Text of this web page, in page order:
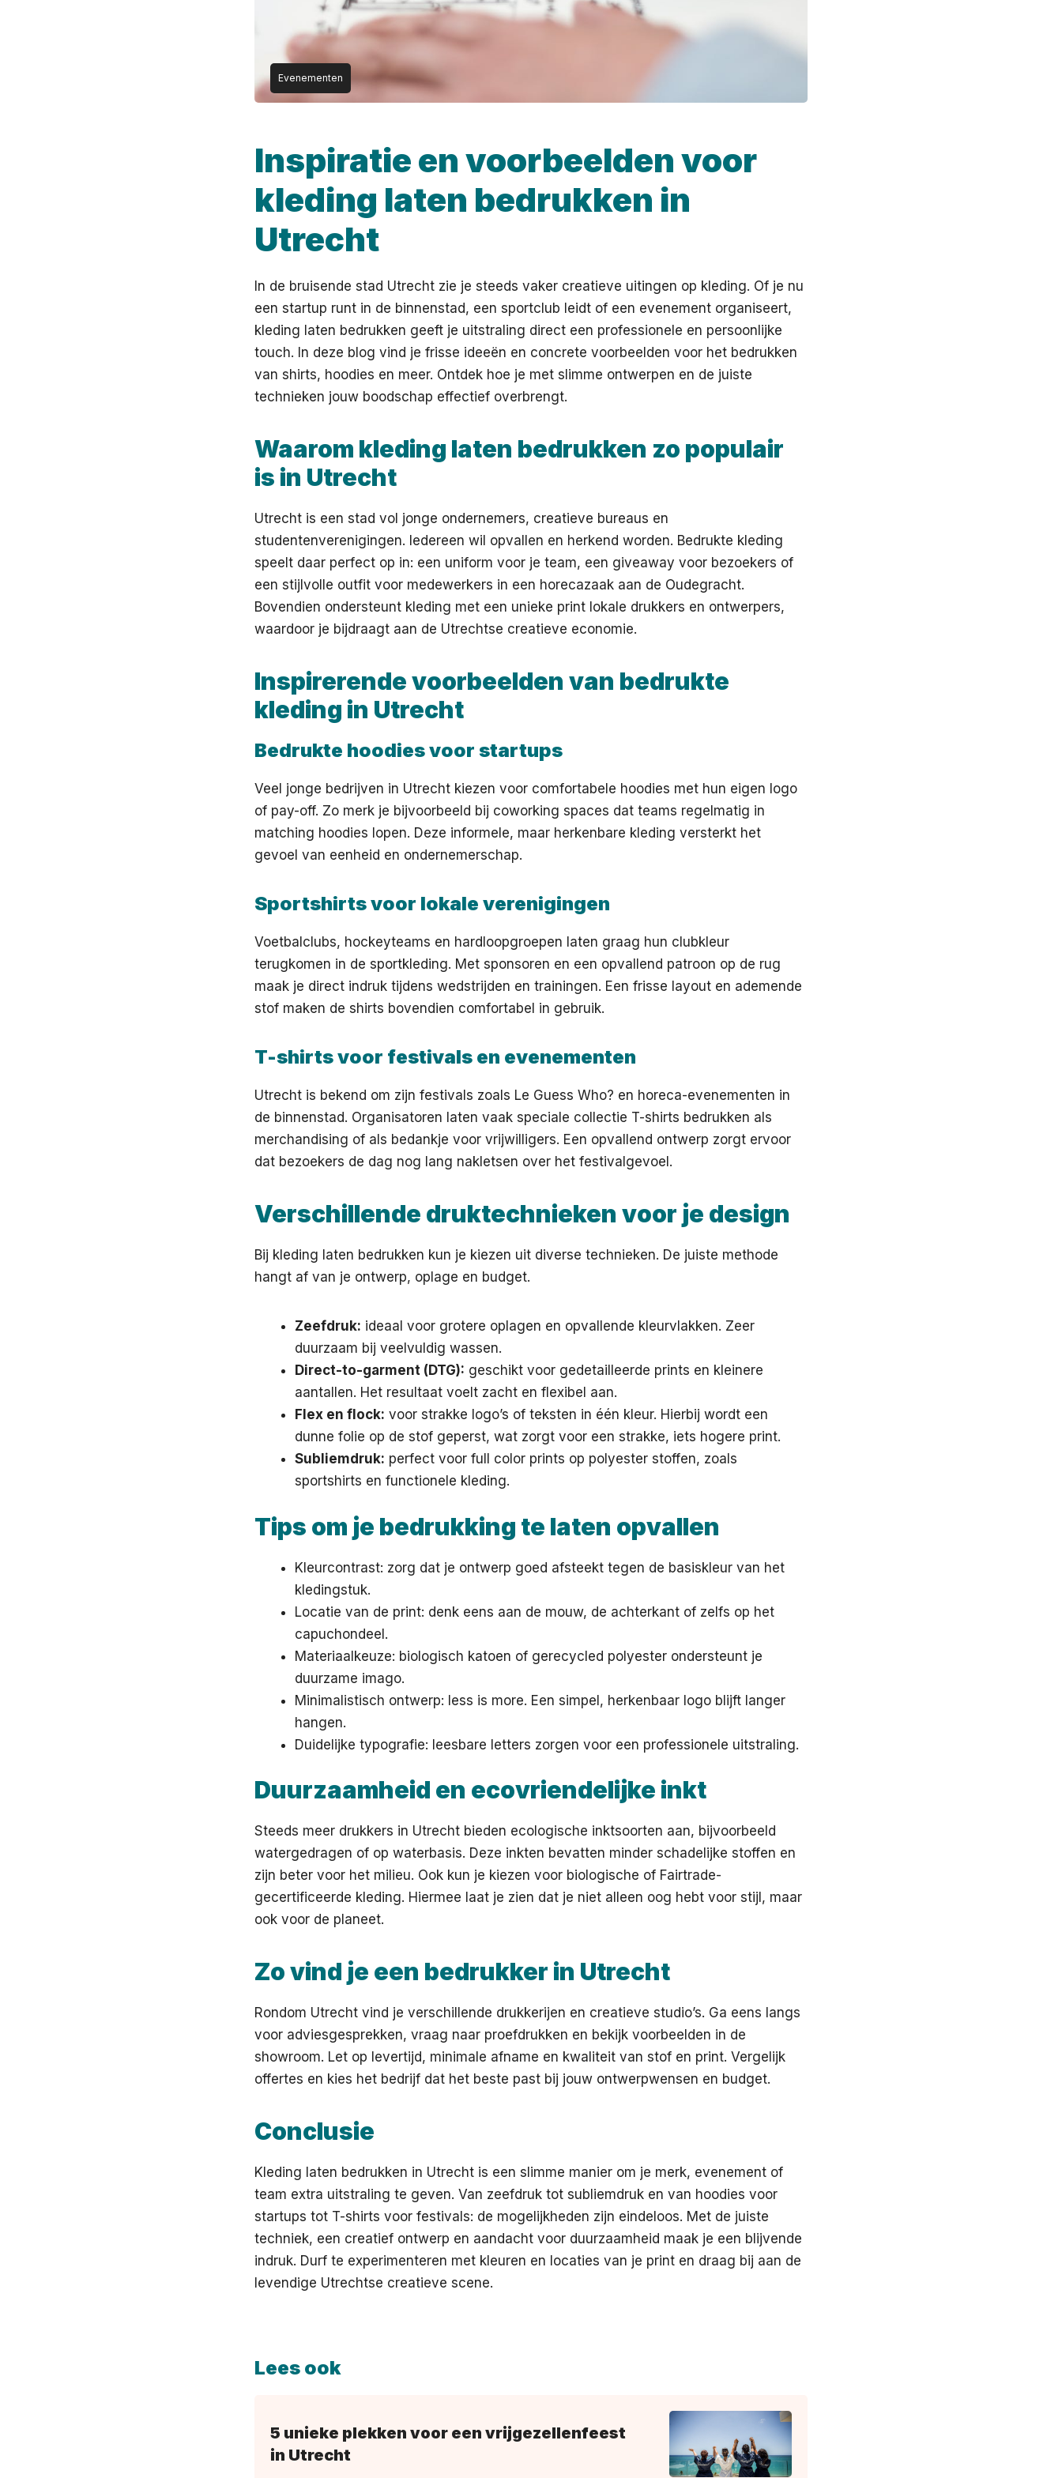
Evenementen
Inspiratie en voorbeelden voor
kleding laten bedrukken in
Utrecht
In de bruisende stad Utrecht zie je steeds vaker creatieve uitingen op kleding. Of je nu
een startup runt in de binnenstad, een sportclub leidt of een evenement organiseert,
kleding laten bedrukken geeft je uitstraling direct een professionele en persoonlijke
touch. In deze blog vind je frisse ideeën en concrete voorbeelden voor het bedrukken
van shirts, hoodies en meer. Ontdek hoe je met slimme ontwerpen en de juiste
technieken jouw boodschap effectief overbrengt.
Waarom kleding laten bedrukken zo populair
is in Utrecht
Utrecht is een stad vol jonge ondernemers, creatieve bureaus en
studentenverenigingen. Iedereen wil opvallen en herkend worden. Bedrukte kleding
speelt daar perfect op in: een uniform voor je team, een giveaway voor bezoekers of
een stijlvolle outfit voor medewerkers in een horecazaak aan de Oudegracht.
Bovendien ondersteunt kleding met een unieke print lokale drukkers en ontwerpers,
waardoor je bijdraagt aan de Utrechtse creatieve economie.
Inspirerende voorbeelden van bedrukte
kleding in Utrecht
Bedrukte hoodies voor startups
Veel jonge bedrijven in Utrecht kiezen voor comfortabele hoodies met hun eigen logo
of pay-off. Zo merk je bijvoorbeeld bij coworking spaces dat teams regelmatig in
matching hoodies lopen. Deze informele, maar herkenbare kleding versterkt het
gevoel van eenheid en ondernemerschap.
Sportshirts voor lokale verenigingen
Voetbalclubs, hockeyteams en hardloopgroepen laten graag hun clubkleur
terugkomen in de sportkleding. Met sponsoren en een opvallend patroon op de rug
maak je direct indruk tijdens wedstrijden en trainingen. Een frisse layout en ademende
stof maken de shirts bovendien comfortabel in gebruik.
T-shirts voor festivals en evenementen
Utrecht is bekend om zijn festivals zoals Le Guess Who? en horeca-evenementen in
de binnenstad. Organisatoren laten vaak speciale collectie T-shirts bedrukken als
merchandising of als bedankje voor vrijwilligers. Een opvallend ontwerp zorgt ervoor
dat bezoekers de dag nog lang nakletsen over het festivalgevoel.
Verschillende druktechnieken voor je design
Bij kleding laten bedrukken kun je kiezen uit diverse technieken. De juiste methode
hangt af van je ontwerp, oplage en budget.
Zeefdruk: ideaal voor grotere oplagen en opvallende kleurvlakken. Zeer
duurzaam bij veelvuldig wassen.
Direct-to-garment (DTG): geschikt voor gedetailleerde prints en kleinere
aantallen. Het resultaat voelt zacht en flexibel aan.
Flex en flock: voor strakke logo’s of teksten in één kleur. Hierbij wordt een
dunne folie op de stof geperst, wat zorgt voor een strakke, iets hogere print.
Subliemdruk: perfect voor full color prints op polyester stoffen, zoals
sportshirts en functionele kleding.
Tips om je bedrukking te laten opvallen
Kleurcontrast: zorg dat je ontwerp goed afsteekt tegen de basiskleur van het
kledingstuk.
Locatie van de print: denk eens aan de mouw, de achterkant of zelfs op het
capuchondeel.
Materiaalkeuze: biologisch katoen of gerecycled polyester ondersteunt je
duurzame imago.
Minimalistisch ontwerp: less is more. Een simpel, herkenbaar logo blijft langer
hangen.
Duidelijke typografie: leesbare letters zorgen voor een professionele uitstraling.
Duurzaamheid en ecovriendelijke inkt
Steeds meer drukkers in Utrecht bieden ecologische inktsoorten aan, bijvoorbeeld
watergedragen of op waterbasis. Deze inkten bevatten minder schadelijke stoffen en
zijn beter voor het milieu. Ook kun je kiezen voor biologische of Fairtrade-
gecertificeerde kleding. Hiermee laat je zien dat je niet alleen oog hebt voor stijl, maar
ook voor de planeet.
Zo vind je een bedrukker in Utrecht
Rondom Utrecht vind je verschillende drukkerijen en creatieve studio’s. Ga eens langs
voor adviesgesprekken, vraag naar proefdrukken en bekijk voorbeelden in de
showroom. Let op levertijd, minimale afname en kwaliteit van stof en print. Vergelijk
offertes en kies het bedrijf dat het beste past bij jouw ontwerpwensen en budget.
Conclusie
Kleding laten bedrukken in Utrecht is een slimme manier om je merk, evenement of
team extra uitstraling te geven. Van zeefdruk tot subliemdruk en van hoodies voor
startups tot T-shirts voor festivals: de mogelijkheden zijn eindeloos. Met de juiste
techniek, een creatief ontwerp en aandacht voor duurzaamheid maak je een blijvende
indruk. Durf te experimenteren met kleuren en locaties van je print en draag bij aan de
levendige Utrechtse creatieve scene.
Lees ook
5 unieke plekken voor een vrijgezellenfeest
in Utrecht